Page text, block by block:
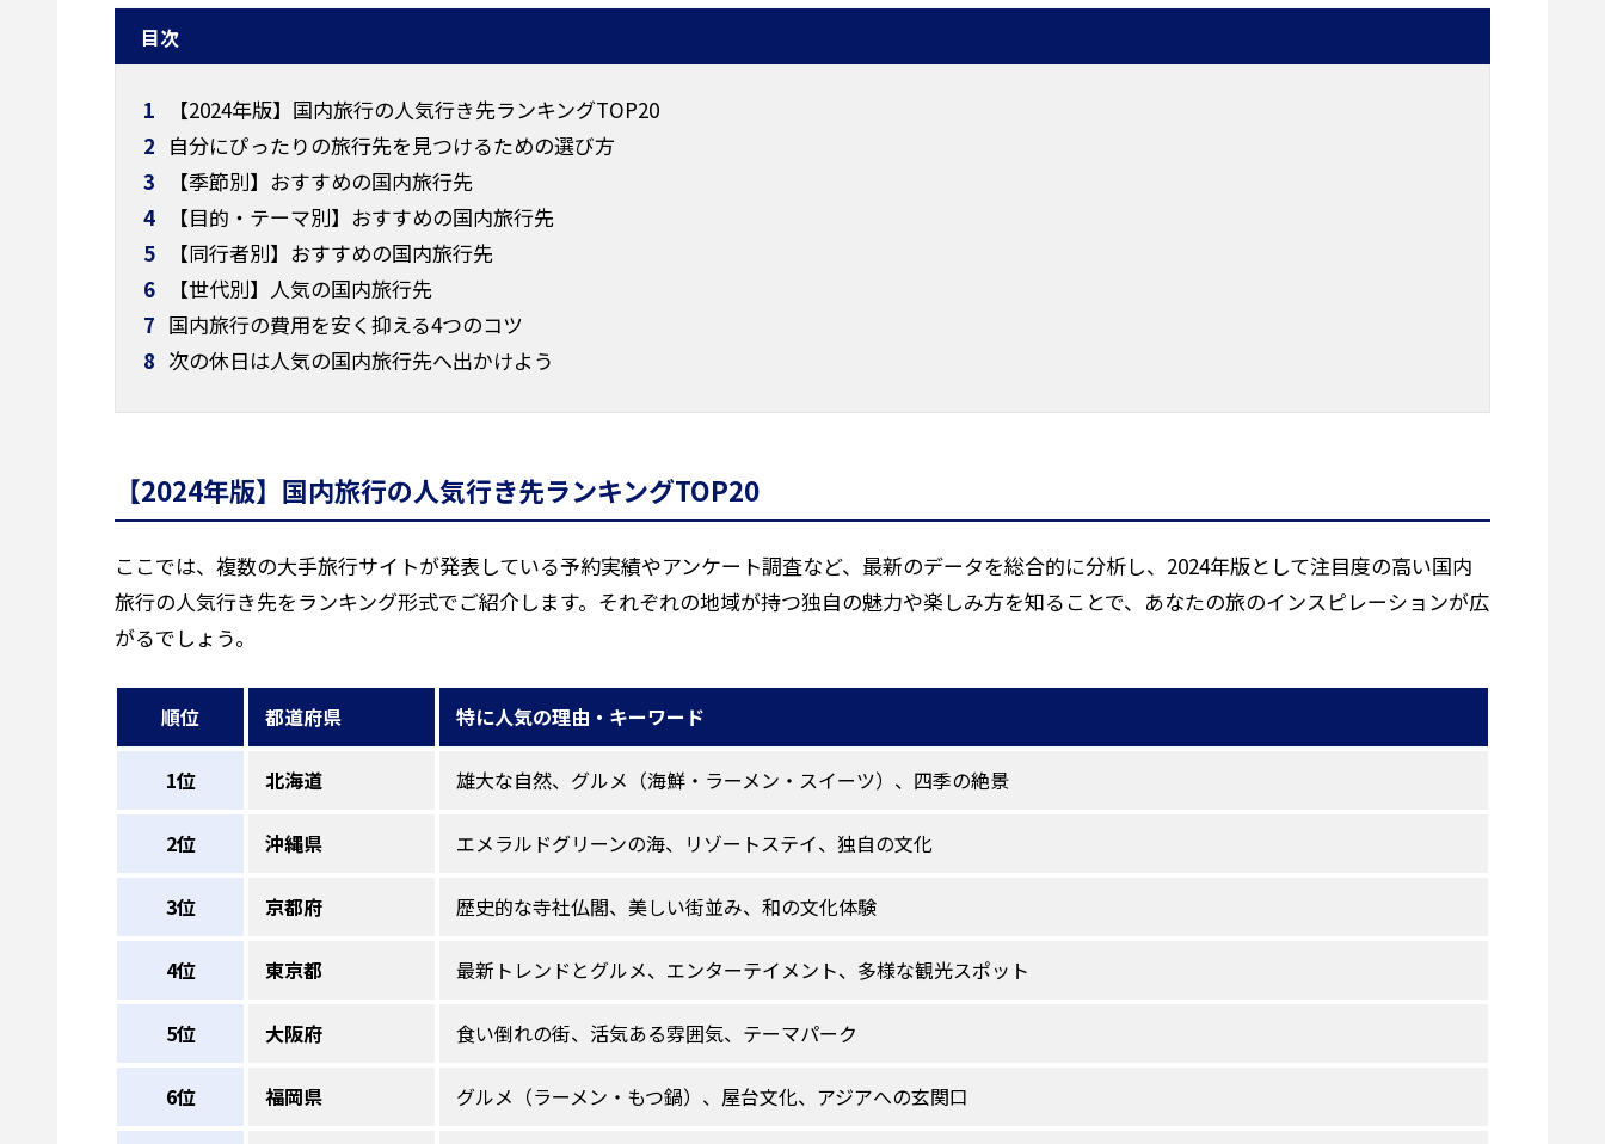
目次
1
【2024年版】国内旅行の人気行き先ランキングTOP20
2 自分にぴったりの旅行先を見つけるための選び方
3
【季節別】おすすめの国内旅行先
4
【目的・テーマ別】おすすめの国内旅行先
5
【同行者別】おすすめの国内旅行先
6
【世代別】人気の国内旅行先
7 国内旅行の費用を安く抑える4つのコツ
8 次の休日は人気の国内旅行先へ出かけよう
【2024年版】国内旅行の人気行き先ランキングTOP20
ここでは、複数の大手旅行サイトが発表している予約実績やアンケート調査など、最新のデータを総合的に分析し、2024年版として注目度の高い国内
旅行の人気行き先をランキング形式でご紹介します。それぞれの地域が持つ独自の魅力や楽しみ方を知ることで、あなたの旅のインスピレーションが広
がるでしょう。
順位 都道府県 特に人気の理由・キーワード
1位 北海道 雄大な自然、グルメ（海鮮・ラーメン・スイーツ）、四季の絶景
2位 沖縄県 エメラルドグリーンの海、リゾートステイ、独自の文化
3位 京都府 歴史的な寺社仏閣、美しい街並み、和の文化体験
4位 東京都 最新トレンドとグルメ、エンターテイメント、多様な観光スポット
5位 大阪府 食い倒れの街、活気ある雰囲気、テーマパーク
6位 福岡県 グルメ（ラーメン・もつ鍋）、屋台文化、アジアへの玄関口